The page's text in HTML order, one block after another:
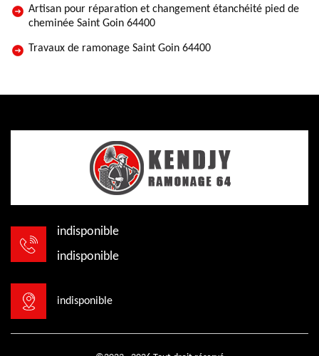
Artisan pour réparation et changement étanchéité pied de
cheminée Saint Goin 64400
Travaux de ramonage Saint Goin 64400
indisponible
indisponible
indisponible